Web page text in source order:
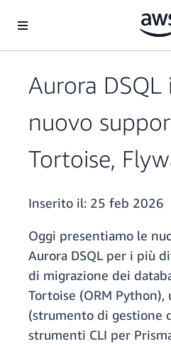
Aurora
nuovo
Tortoise,
Inserito il: 25 feb 2026
Oggi presentiamo le
Aurora DSQL per i più
di migrazione dei
Tortoise (ORM
(strumento di gestione
strumenti CLI per